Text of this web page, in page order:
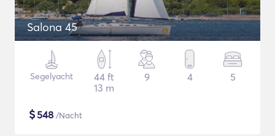
Salona 45
Segelyacht
44 ft
13 m
9 4 5
$548 /Nacht